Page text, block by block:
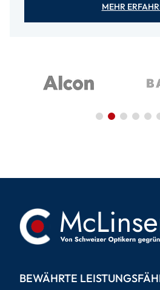
MEHR
BEWÄHRTE